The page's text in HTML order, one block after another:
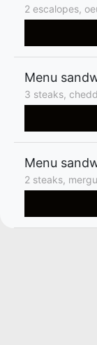
2 escalopes,
Menu
3 steaks,
Menu
2 steaks,